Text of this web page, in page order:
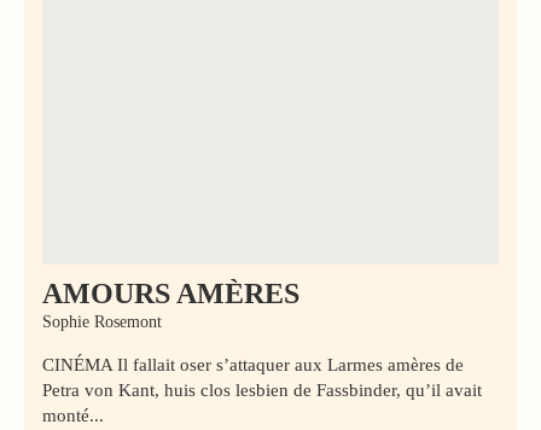
AMOURS AMÈRES
Sophie Rosemont
CINÉMA Il fallait oser s’attaquer aux Larmes amères de
Petra von Kant, huis clos lesbien de Fassbinder, qu’il avait
monté...